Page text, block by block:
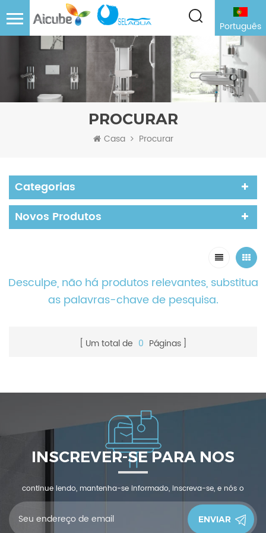
Português
PROCURAR
Casa Procurar
Categorias
Novos Produtos
Desculpe, não há produtos relevantes, substitua
as palavras-chave de pesquisa.
Um total de 0 Páginas
INSCREVER-SE PARA NOS
continue lendo, mantenha-se informado, inscreva-se, e nós o
convidamos a nos dizer o que você pensa.